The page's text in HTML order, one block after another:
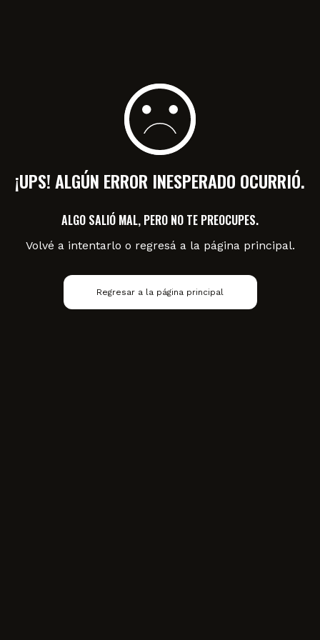
¡UPS! ALGÚN ERROR INESPERADO OCURRIÓ.
ALGO SALIÓ MAL, PERO NO TE PREOCUPES.
Volvé a intentarlo o regresá a la página principal.
Regresar a la página principal